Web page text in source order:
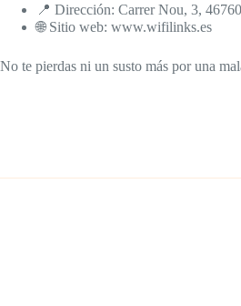
📍 Dirección: Carrer Nou, 3,
🌐 Sitio web: www.wifilinks.es
No te pierdas ni un susto más por una